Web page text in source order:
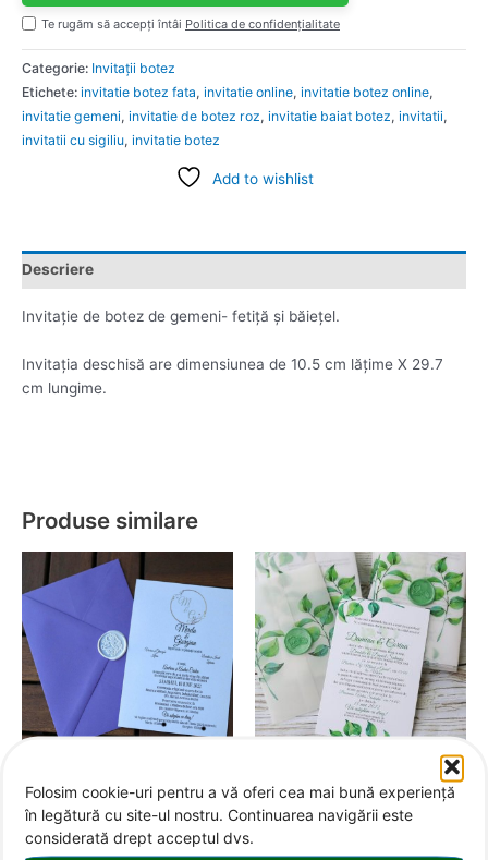
Folosim cookie-uri pentru a vă oferi cea mai bună experiență
în legătură cu site-ul nostru. Continuarea navigării este
considerată drept acceptul dvs.
Te rugăm să accepți întâi Politica de confidențialitate
Categorie: Invitații botez
Etichete: invitatie botez fata, invitatie online, invitatie botez online,
invitatie gemeni, invitatie de botez roz, invitatie baiat botez, invitatii,
invitatii cu sigiliu, invitatie botez
Add to wishlist
Descriere
Invitație de botez de gemeni- fetiță și băiețel.
Invitația deschisă are dimensiunea de 10.5 cm lățime X 29.7
cm lungime.
Produse similare
Invitații de nuntă –
Purple&Gold
6,50
Invitații de nuntă – All Green